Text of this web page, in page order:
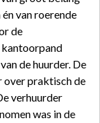
van roerende
de
de huurder. De
over praktisch de
verhuurder
was in de